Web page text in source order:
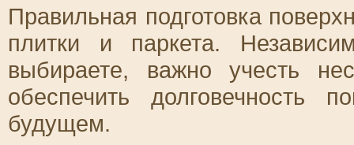
Правильная подготовка
плитки и паркета.
выбираете, важно учесть
обеспечить долговечность
будущем.